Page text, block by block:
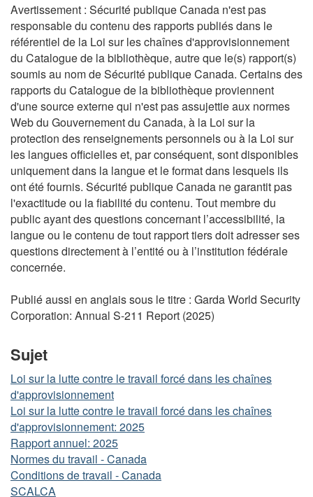
Avertissement : Sécurité publique Canada n'est pas
responsable du contenu des rapports publiés dans le
référentiel de la Loi sur les chaînes d'approvisionnement
du Catalogue de la bibliothèque, autre que le(s) rapport(s)
soumis au nom de Sécurité publique Canada. Certains des
rapports du Catalogue de la bibliothèque proviennent
d'une source externe qui n'est pas assujettie aux normes
Web du Gouvernement du Canada, à la Loi sur la
protection des renseignements personnels ou à la Loi sur
les langues officielles et, par conséquent, sont disponibles
uniquement dans la langue et le format dans lesquels ils
ont été fournis. Sécurité publique Canada ne garantit pas
l'exactitude ou la fiabilité du contenu. Tout membre du
public ayant des questions concernant l’accessibilité, la
langue ou le contenu de tout rapport tiers doit adresser ses
questions directement à l’entité ou à l’institution fédérale
concernée.
Publié aussi en anglais sous le titre : Garda World Security
Corporation: Annual S-211 Report (2025)
Sujet
Loi sur la lutte contre le travail forcé dans les chaînes
d'approvisionnement
Loi sur la lutte contre le travail forcé dans les chaînes
d'approvisionnement: 2025
Rapport annuel: 2025
Normes du travail - Canada
Conditions de travail - Canada
SCALCA